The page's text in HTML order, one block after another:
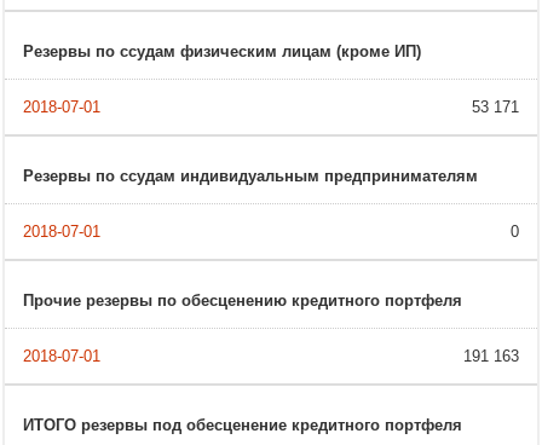
Резервы по ссудам физическим лицам (кроме ИП)
53 171
Резервы по ссудам индивидуальным предпринимателям
0
Прочие резервы по обесценению кредитного портфеля
191 163
ИТОГО резервы под обесценение кредитного портфеля